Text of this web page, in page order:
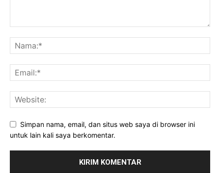
Simpan nama, email, dan situs web saya di browser ini
untuk lain kali saya berkomentar.